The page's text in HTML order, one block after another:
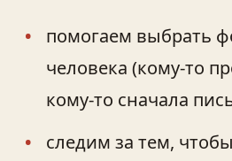
помогаем выбрать
человека (кому-то
кому-то сначала
следим за тем,